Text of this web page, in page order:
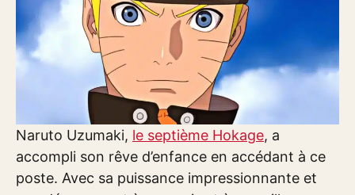
Naruto Uzumaki, le septième Hokage, a
accompli son rêve d’enfance en accédant à ce
poste. Avec sa puissance impressionnante et